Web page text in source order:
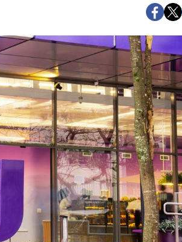
Apple
Amazon
Google
Meta
Coca-Cola
Ver todos